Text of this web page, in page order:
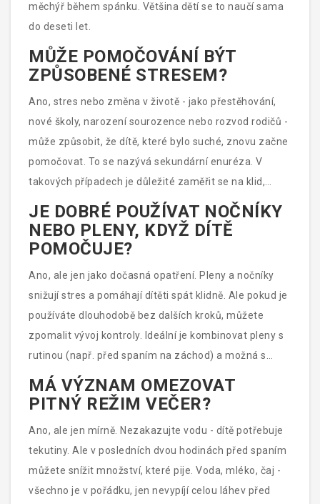
měchýř během spánku. Většina dětí se to naučí sama
do deseti let.
MŮŽE POMOČOVÁNÍ BÝT
ZPŮSOBENÉ STRESEM?
Ano, stres nebo změna v životě - jako přestěhování,
nové školy, narození sourozence nebo rozvod rodičů -
může způsobit, že dítě, které bylo suché, znovu začne
pomočovat. To se nazývá sekundární enuréza. V
takových případech je důležité zaměřit se na klid,
podporu a zvýšení bezpečí, ne na trestání.
JE DOBRÉ POUŽÍVAT NOČNÍKY
NEBO PLENY, KDYŽ DÍTĚ
POMOČUJE?
Ano, ale jen jako dočasná opatření. Pleny a nočníky
snižují stres a pomáhají dítěti spát klidně. Ale pokud je
používáte dlouhodobě bez dalších kroků, můžete
zpomalit vývoj kontroly. Ideální je kombinovat pleny s
rutinou (např. před spaním na záchod) a možná s
alarmem na močení.
MÁ VÝZNAM OMEZOVAT
PITNÝ REŽIM VEČER?
Ano, ale jen mírně. Nezakazujte vodu - dítě potřebuje
tekutiny. Ale v posledních dvou hodinách před spaním
můžete snížit množství, které pije. Voda, mléko, čaj -
všechno je v pořádku, jen nevypíjí celou láhev před